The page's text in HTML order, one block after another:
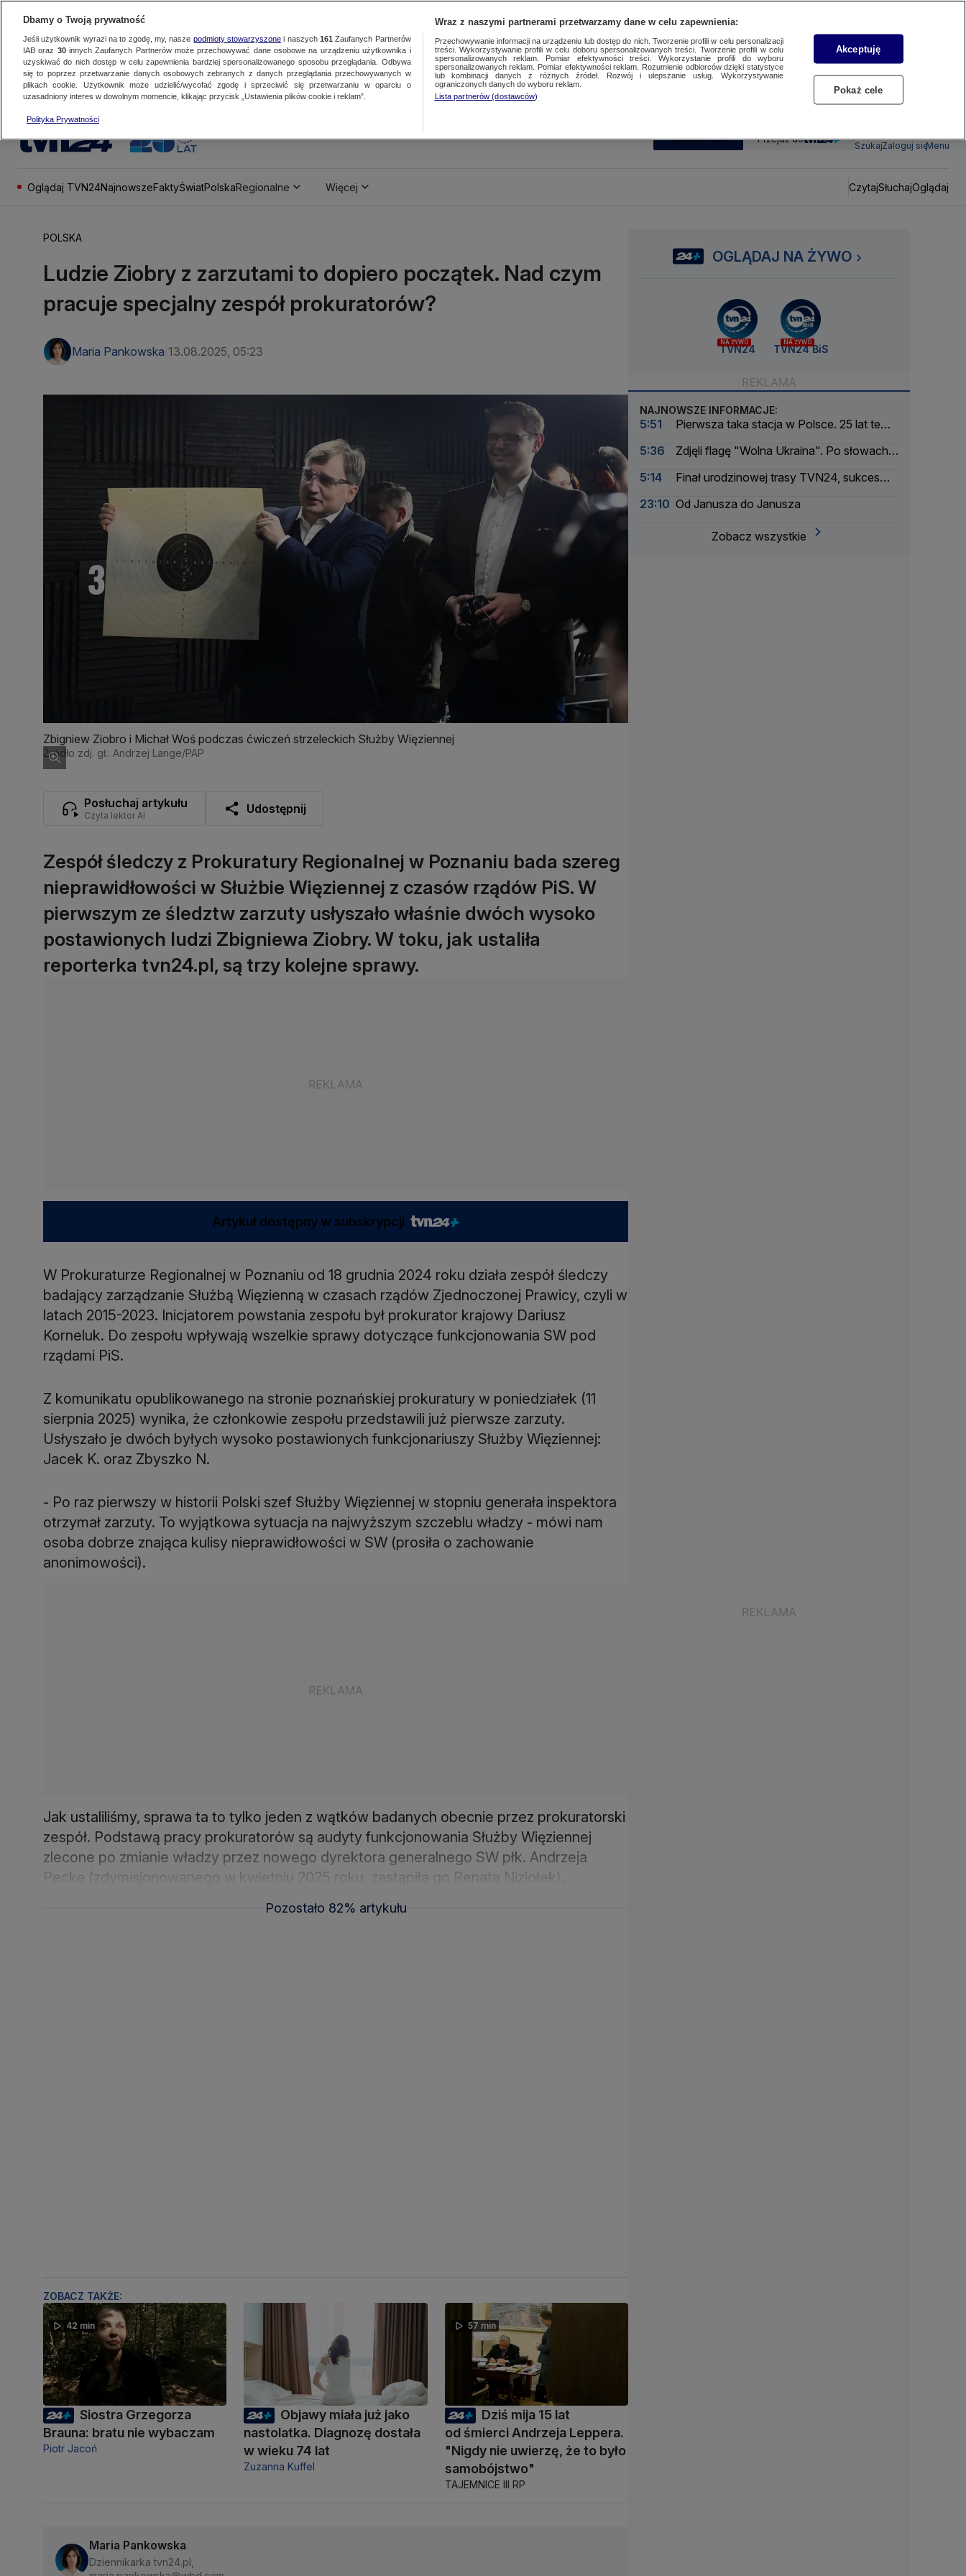
SUBSKRYBUJ Przejdź do
SzukajZaloguj sięMenu
Oglądaj TVN24NajnowszeFaktyŚwiatPolskaRegionalne Więcej CzytajSłuchajOglądaj
POLSKA
Ludzie Ziobry z zarzutami to dopiero początek. Nad czym
pracuje specjalny zespół prokuratorów?
Maria Pankowska 13.08.2025, 05:23
Zbigniew Ziobro i Michał Woś podczas ćwiczeń strzeleckich Służby Więziennej
Źródło zdj. gł.: Andrzej Lange/PAP
Posłuchaj artykułu
Czyta lektor AI Udostępnij
Zespół śledczy z Prokuratury Regionalnej w Poznaniu bada szereg
nieprawidłowości w Służbie Więziennej z czasów rządów PiS. W
pierwszym ze śledztw zarzuty usłyszało właśnie dwóch wysoko
postawionych ludzi Zbigniewa Ziobry. W toku, jak ustaliła
reporterka tvn24.pl, są trzy kolejne sprawy.
Artykuł dostępny w subskrypcji
W Prokuraturze Regionalnej w Poznaniu od 18 grudnia 2024 roku działa zespół śledczy
badający zarządzanie Służbą Więzienną w czasach rządów Zjednoczonej Prawicy, czyli w
latach 2015-2023. Inicjatorem powstania zespołu był prokurator krajowy Dariusz
Korneluk. Do zespołu wpływają wszelkie sprawy dotyczące funkcjonowania SW pod
rządami PiS.
Z komunikatu opublikowanego na stronie poznańskiej prokuratury w poniedziałek (11
sierpnia 2025) wynika, że członkowie zespołu przedstawili już pierwsze zarzuty.
Usłyszało je dwóch byłych wysoko postawionych funkcjonariuszy Służby Więziennej:
Jacek K. oraz Zbyszko N.
- Po raz pierwszy w historii Polski szef Służby Więziennej w stopniu generała inspektora
otrzymał zarzuty. To wyjątkowa sytuacja na najwyższym szczeblu władzy - mówi nam
osoba dobrze znająca kulisy nieprawidłowości w SW (prosiła o zachowanie
anonimowości).
Jak ustaliliśmy, sprawa ta to tylko jeden z wątków badanych obecnie przez prokuratorski
zespół. Podstawą pracy prokuratorów są audyty funkcjonowania Służby Więziennej
zlecone po zmianie władzy przez nowego dyrektora generalnego SW płk. Andrzeja
Peckę (zdymisjonowanego w kwietniu 2025 roku, zastąpiła go Renata Niziołek).
Pozostało 82% artykułu
ZOBACZ TAKŻE:
42 min
Siostra Grzegorza
Brauna: bratu nie wybaczam
Piotr Jacoń
Objawy miała już jako
nastolatka. Diagnozę dostała
w wieku 74 lat
Zuzanna Kuffel
57 min
Dziś mija 15 lat
od śmierci Andrzeja Leppera.
"Nigdy nie uwierzę, że to było
samobójstwo"
TAJEMNICE III RP
Maria Pankowska
Dziennikarka tvn24.pl,
OGLĄDAJ NA ŻYWO
NA ŻYWO
TVN24
NA ŻYWO
TVN24 BiS
NAJNOWSZE INFORMACJE:
5:51
Pierwsza taka stacja w Polsce. 25 lat temu
5:36
Zdjęli flagę "Wolna Ukraina". Po słowach
5:14
Finał urodzinowej trasy TVN24, sukces
balkonu
23:10 Od Janusza do Janusza
Zobacz wszystkie
Dbamy o Twoją prywatność
Jeśli użytkownik wyrazi na to zgodę, my, nasze podmioty stowarzyszonei naszych 161 Zaufanych Partnerów
IAB oraz 30innych Zaufanych Partnerów może przechowywać dane osobowe na urządzeniu użytkownika i
uzyskiwać do nich dostęp w celu zapewnienia bardziej spersonalizowanego sposobu przeglądania. Odbywa
się to poprzez przetwarzanie danych osobowych zebranych z danych przeglądania przechowywanych w
plikach cookie. Użytkownik może udzielić/wycofać zgodę i sprzeciwić się przetwarzaniu w oparciu o
uzasadniony interes w dowolnym momencie, klikając przycisk „Ustawienia plików cookie i reklam”.
Polityka Prywatności
Wraz z naszymi partnerami przetwarzamy dane w celu zapewnienia:
Przechowywanie informacji na urządzeniu lub dostęp do nich. Tworzenie profili w celu personalizacji
treści. Wykorzystywanie profili w celu doboru spersonalizowanych treści. Tworzenie profili w celu
spersonalizowanych reklam. Pomiar efektywności treści. Wykorzystanie profili do wyboru
spersonalizowanych reklam. Pomiar efektywności reklam. Rozumienie odbiorców dzięki statystyce
lub kombinacji danych z różnych źródeł. Rozwój i ulepszanie usług. Wykorzystywanie
ograniczonych danych do wyboru reklam.
Lista partnerów (dostawców)
Akceptuję
Pokaż cele